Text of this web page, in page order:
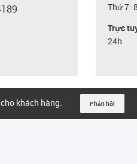
Thứ 7:
Trực
24h
khách hàng. Phản hồi